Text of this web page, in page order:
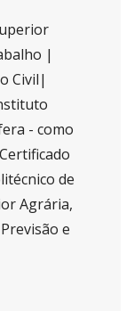
|
Civil|
- como
de
Agrária,
e